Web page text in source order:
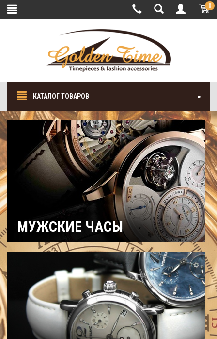
0
КАТАЛОГ ТОВАРОВ
МУЖСКИЕ ЧАСЫ
Рыбацкие
Охотничьи
Механические
Кварцевые
Хронографы
Электронные
Спортивные
Карманные
Дайверские Скелетоны